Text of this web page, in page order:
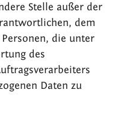
Stelle außer der
dem
die unter
des
Daten zu